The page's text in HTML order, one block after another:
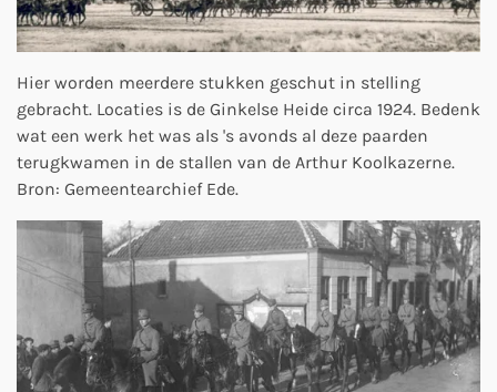
Hier worden meerdere stukken geschut in stelling
gebracht. Locaties is de Ginkelse Heide circa 1924. Bedenk
wat een werk het was als 's avonds al deze paarden
terugkwamen in de stallen van de Arthur Koolkazerne.
Bron: Gemeentearchief Ede.